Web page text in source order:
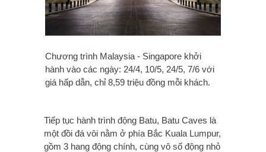
Chương trình Malaysia - Singapore khởi
hành vào các ngày: 24/4, 10/5, 24/5, 7/6 với
giá hấp dẫn, chỉ 8,59 triệu đồng mỗi khách.
Tiếp tục hành trình động Batu, Batu Caves là
một đồi đá vôi nằm ở phía Bắc Kuala Lumpur,
gồm 3 hang động chính, cùng vô số động nhỏ